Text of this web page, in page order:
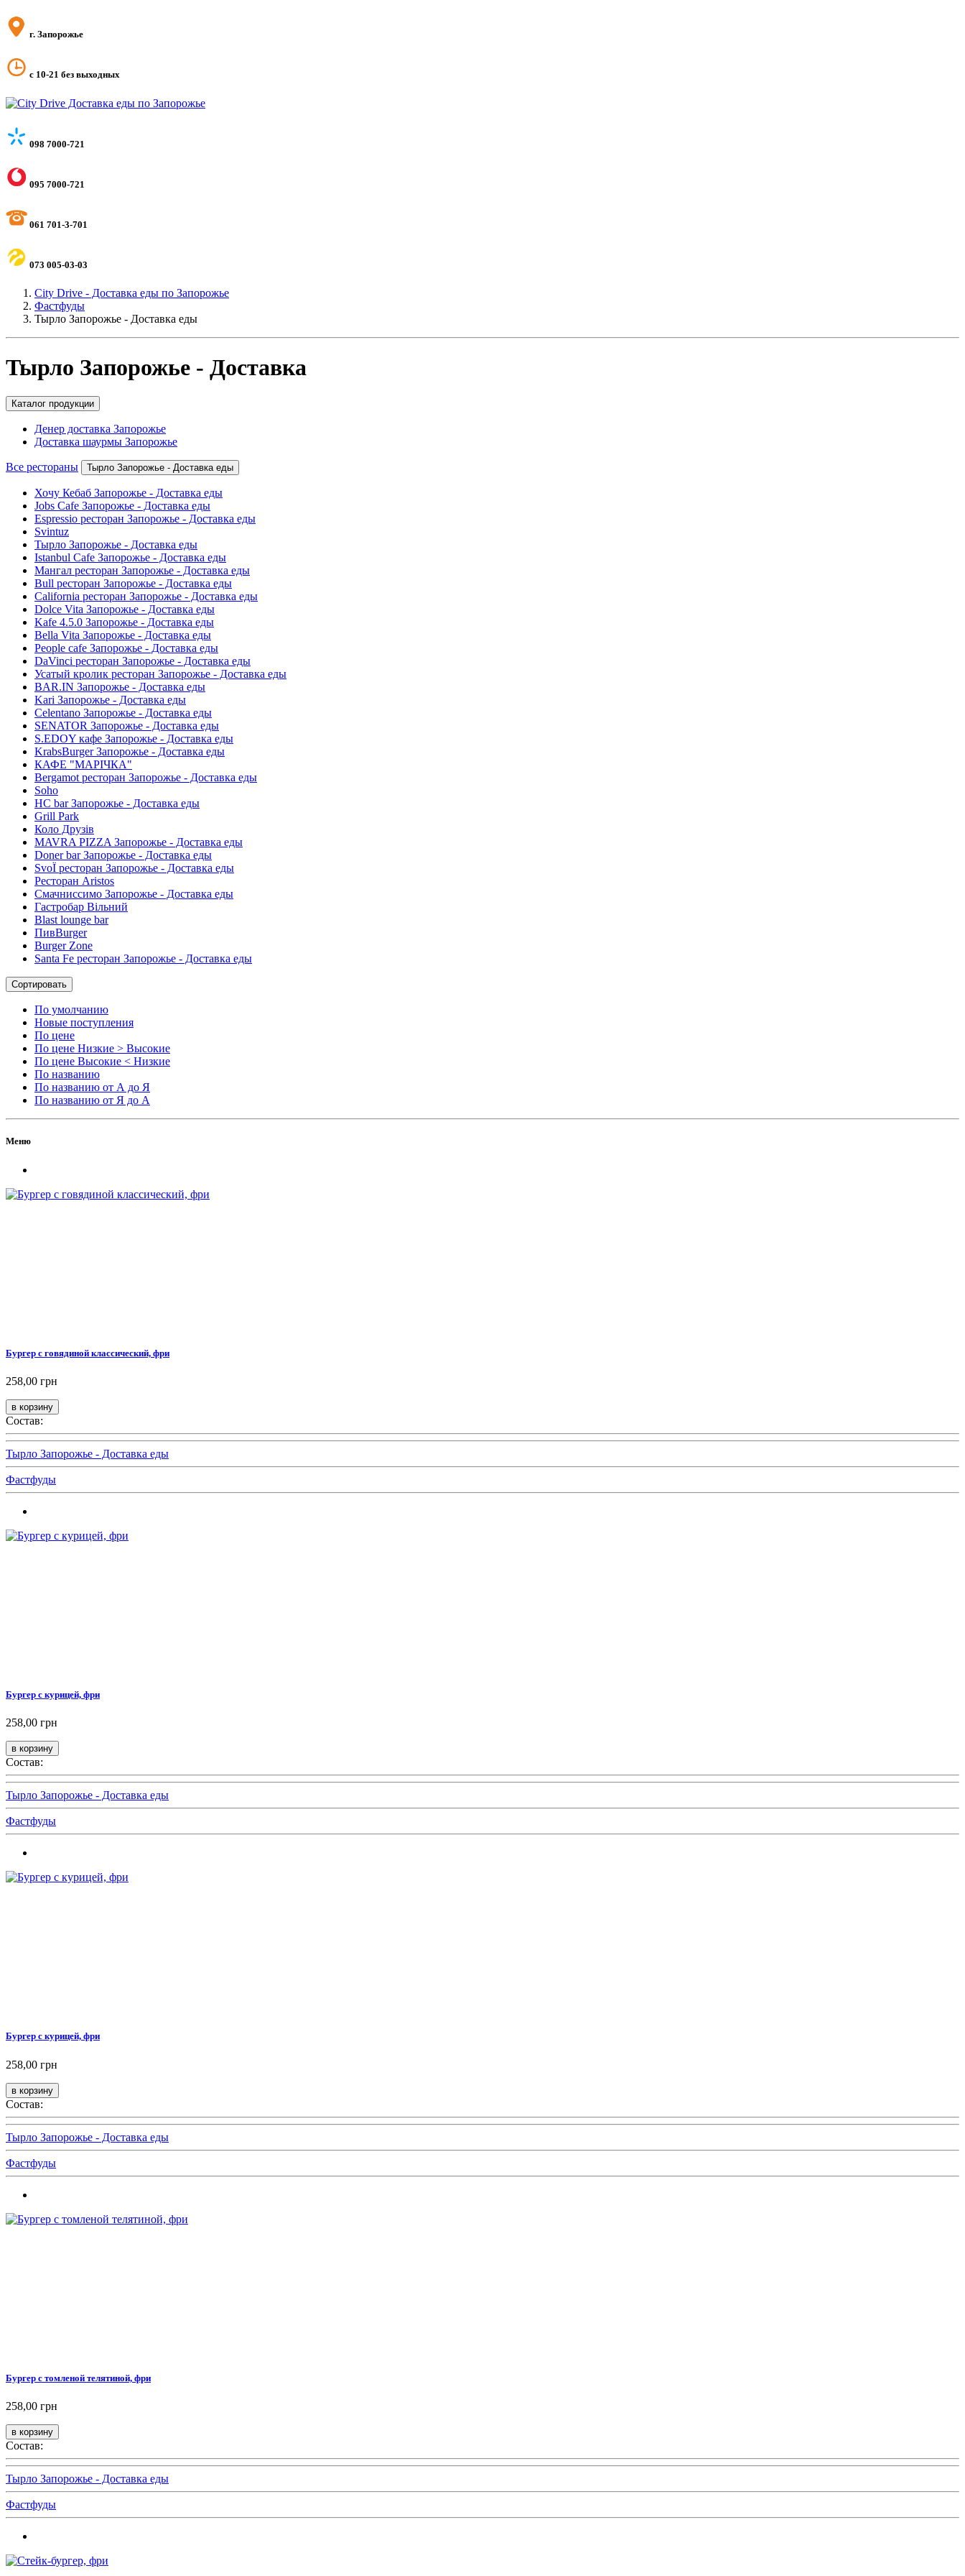
г. Запорожье
с 10-21 без выходных
098 7000-721
095 7000-721
061 701-3-701
073 005-03-03
City Drive - Доставка еды по Запорожье
Фастфуды
Тырло Запорожье - Доставка еды
Тырло Запорожье - Доставка
Каталог продукции
Денер доставка Запорожье
Доставка шаурмы Запорожье
Все рестораны Тырло Запорожье - Доставка еды
Хочу Кебаб Запорожье - Доставка еды
Jobs Cafe Запорожье - Доставка еды
Espressio ресторан Запорожье - Доставка еды
Svintuz
Тырло Запорожье - Доставка еды
Istanbul Cafe Запорожье - Доставка еды
Мангал ресторан Запорожье - Доставка еды
Bull ресторан Запорожье - Доставка еды
California ресторан Запорожье - Доставка еды
Dolce Vita Запорожье - Доставка еды
Kafe 4.5.0 Запорожье - Доставка еды
Bella Vita Запорожье - Доставка еды
People cafe Запорожье - Доставка еды
DaVinci ресторан Запорожье - Доставка еды
Усатый кролик ресторан Запорожье - Доставка еды
BAR.IN Запорожье - Доставка еды
Kari Запорожье - Доставка еды
Celentano Запорожье - Доставка еды
SENATOR Запорожье - Доставка еды
S.EDOY кафе Запорожье - Доставка еды
KrabsBurger Запорожье - Доставка еды
КАФЕ "МАРІЧКА"
Bergamot ресторан Запорожье - Доставка еды
Soho
HC bar Запорожье - Доставка еды
Grill Park
Коло Друзів
MAVRA PIZZA Запорожье - Доставка еды
Doner bar Запорожье - Доставка еды
SvoЇ ресторан Запорожье - Доставка еды
Ресторан Aristos
Смачниссимо Запорожье - Доставка еды
Гастробар Вільний
Blast lounge bar
ПивBurger
Burger Zone
Santa Fe ресторан Запорожье - Доставка еды
Сортировать
По умолчанию
Новые поступления
По цене
По цене Низкие > Высокие
По цене Высокие < Низкие
По названию
По названию от А до Я
По названию от Я до А
Меню
Бургер с говядиной классический, фри
258,00 грн
Состав:
Тырло Запорожье - Доставка еды
Фастфуды
Бургер с курицей, фри
258,00 грн
Состав:
Тырло Запорожье - Доставка еды
Фастфуды
Бургер с курицей, фри
258,00 грн
Состав:
Тырло Запорожье - Доставка еды
Фастфуды
Бургер с томленой телятиной, фри
258,00 грн
Состав:
Тырло Запорожье - Доставка еды
Фастфуды